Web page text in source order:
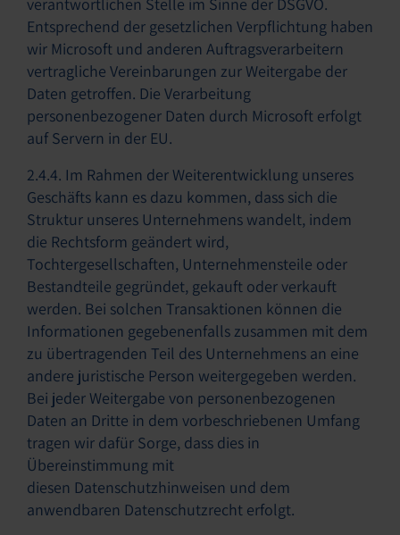
Entsprechend der gesetzlichen Verpflichtung haben
wir Microsoft und anderen Auftragsverarbeitern
vertragliche Vereinbarungen zur Weitergabe der
Daten getroffen. Die Verarbeitung
personenbezogener Daten durch Microsoft erfolgt
auf Servern in der EU.
2.4.4. Im Rahmen der Weiterentwicklung unseres
Geschäfts kann es dazu kommen, dass sich die
Struktur unseres Unternehmens wandelt, indem
die Rechtsform geändert wird,
Tochtergesellschaften, Unternehmensteile oder
Bestandteile gegründet, gekauft oder verkauft
werden. Bei solchen Transaktionen können die
Informationen gegebenenfalls zusammen mit dem
zu übertragenden Teil des Unternehmens an eine
andere juristische Person weitergegeben werden.
Bei jeder Weitergabe von personenbezogenen
Daten an Dritte in dem vorbeschriebenen Umfang
tragen wir dafür Sorge, dass dies in
Übereinstimmung mit
diesen Datenschutzhinweisen und dem
anwendbaren Datenschutzrecht erfolgt.